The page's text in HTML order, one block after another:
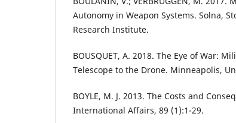
Autonomy in Weapon Systems. Solna,
Research Institute.
BOUSQUET, A. 2018. The Eye of War:
Telescope to the Drone. Minneapolis,
BOYLE, M. J. 2013. The Costs and
International Affairs, 89 (1):1-29.